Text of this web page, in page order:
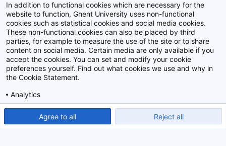
In addition to functional cookies which are necessary for the
website to function, Ghent University uses non-functional
cookies such as statistical cookies and social media cookies.
These non-functional cookies can also be placed by third
parties, for example to measure the use of the site or to share
content on social media. Certain media are only available if you
accept the cookies. You can set and modify your cookie
preferences yourself. Find out what cookies we use and why in
the Cookie Statement.
Analytics
Agree to all Reject all
Show detailed settings Read our Cookie Statement.